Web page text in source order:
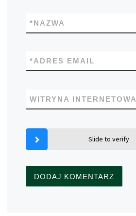
NAZWA
*
ADRES EMAIL
*
WITRYNA INTERNETOWA
Slide to verify